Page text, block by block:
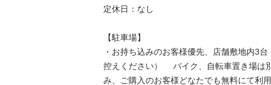
定休日：なし
【駐⾞場】
・お持ち込みのお客様優先、店舗敷地内3
控えください） 　バイク、自転車置き場は
み、ご購入のお客様どなたでも無料にて利用